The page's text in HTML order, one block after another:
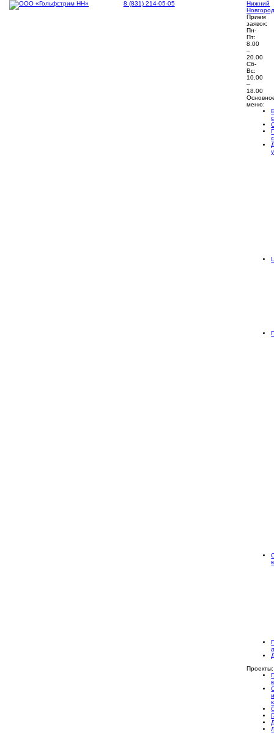
8 (831) 214-05-05
Нижний
Прием
заявок:
Пн-
Пт:
8.00
–
20.00
Сб-
Вс:
10.00
–
18.00
меню:
Проекты: